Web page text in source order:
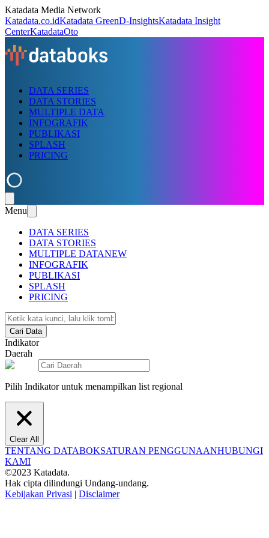
Katadata Media Network
Katadata.co.idKatadata GreenD-InsightsKatadata Insight
CenterKatadataOto
DATA SERIES
DATA STORIES
MULTIPLE DATA
INFOGRAFIK
PUBLIKASI
SPLASH
PRICING
Menu
DATA SERIES
DATA STORIES
MULTIPLE DATANEW
INFOGRAFIK
PUBLIKASI
SPLASH
PRICING
Cari Data
Indikator
Daerah
Pilih Indikator untuk menampilkan list regional
Clear All
TENTANG DATABOKSATURAN PENGGUNAANHUBUNGI
KAMI
©2023 Katadata.
Hak cipta dilindungi Undang-undang.
Kebijakan Privasi | Disclaimer